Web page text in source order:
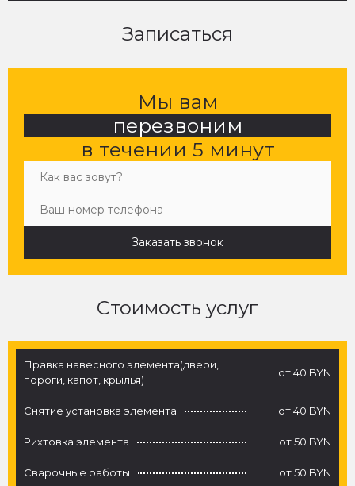
Записаться
Заказать звонок
Мы вам
перезвоним
в течении 5 минут
Стоимость услуг
Правка навесного элемента(двери,
пороги, капот, крылья)
от 40 BYN
Снятие установка элемента от 40 BYN
Рихтовка элемента от 50 BYN
Сварочные работы от 50 BYN